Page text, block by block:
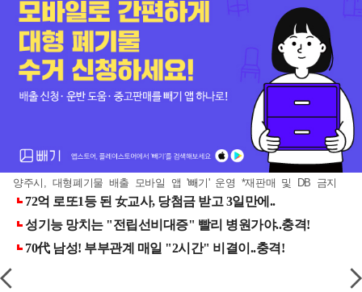
양주시, 대형폐기물 배출 모바일 앱 '빼기' 운영 *재판매 및 DB 금지